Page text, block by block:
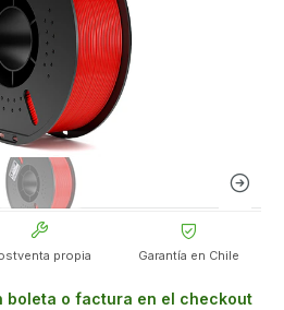
propia Garantía en Chile
boleta o factura en el checkout